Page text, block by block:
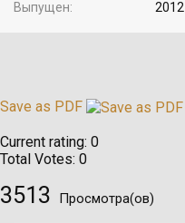
Выпущен
2012
Save as PDF
Current rating: 0
Total Votes: 0
3513 Просмотра(ов)